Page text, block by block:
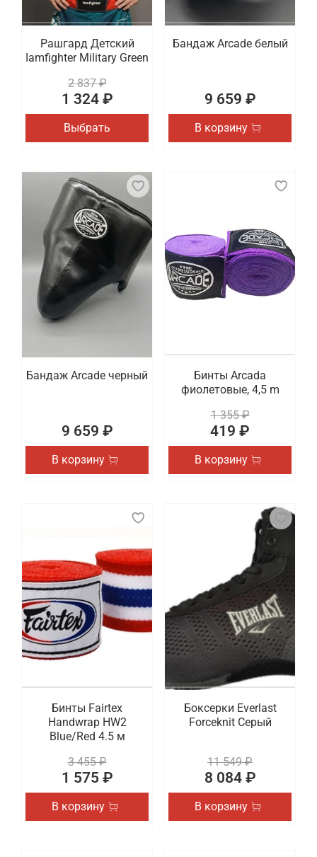
Рашгард Детский
Iamfighter Military Green
2 837 ₽
1 324 ₽
Выбрать
Бандаж Arcade белый
9 659 ₽
В корзину
Бандаж Arcade черный
9 659 ₽
В корзину
Бинты Arcada
фиолетовые, 4,5 m
1 355 ₽
419 ₽
В корзину
Бинты Fairtex
Handwrap HW2
Blue/Red 4.5 м
3 455 ₽
1 575 ₽
В корзину
Боксерки Everlast
Forceknit Серый
11 549 ₽
8 084 ₽
В корзину